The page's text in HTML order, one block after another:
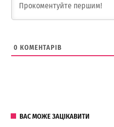
0 КОМЕНТАРІВ
ВАС МОЖЕ ЗАЦІКАВИТИ